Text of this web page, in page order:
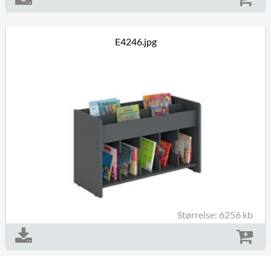
E4246.jpg
Størrelse: 6256 kb